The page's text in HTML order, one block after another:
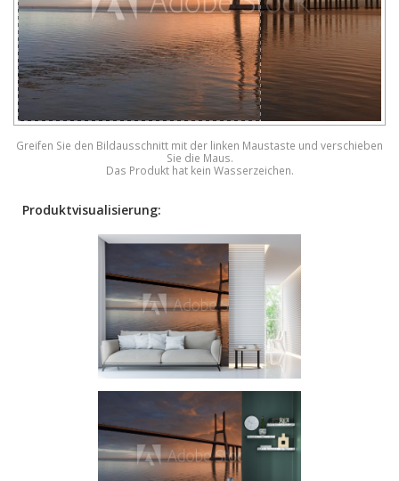
Greifen Sie den Bildausschnitt mit der linken Maustaste und verschieben
Sie die Maus.
Das Produkt hat kein Wasserzeichen.
Produktvisualisierung: